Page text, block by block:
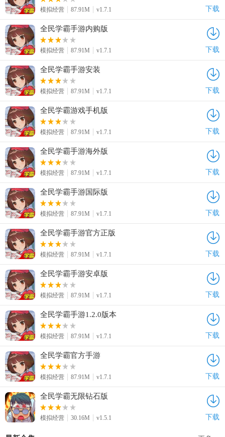
模拟经营 87.91M v1.7.1 下载
全民学霸手游内购版
模拟经营 87.91M v1.7.1 下载
全民学霸手游安装
模拟经营 87.91M v1.7.1 下载
全民学霸游戏手机版
模拟经营 87.91M v1.7.1 下载
全民学霸手游海外版
模拟经营 87.91M v1.7.1 下载
全民学霸手游国际版
模拟经营 87.91M v1.7.1 下载
全民学霸手游官方正版
模拟经营 87.91M v1.7.1 下载
全民学霸手游安卓版
模拟经营 87.91M v1.7.1 下载
全民学霸手游1.2.0版本
模拟经营 87.91M v1.7.1 下载
全民学霸官方手游
模拟经营 87.91M v1.7.1 下载
全民学霸无限钻石版
模拟经营 30.16M v1.5.1 下载